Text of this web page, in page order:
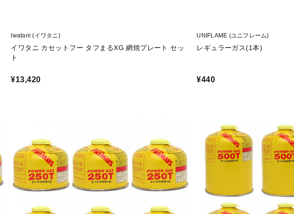
Iwatani (イワタニ)
イワタニ カセットフー タフまるXG 網焼プレート セッ
ト
¥13,420
UNIFLAME (ユニフレーム)
レギュラーガス(1本)
¥440